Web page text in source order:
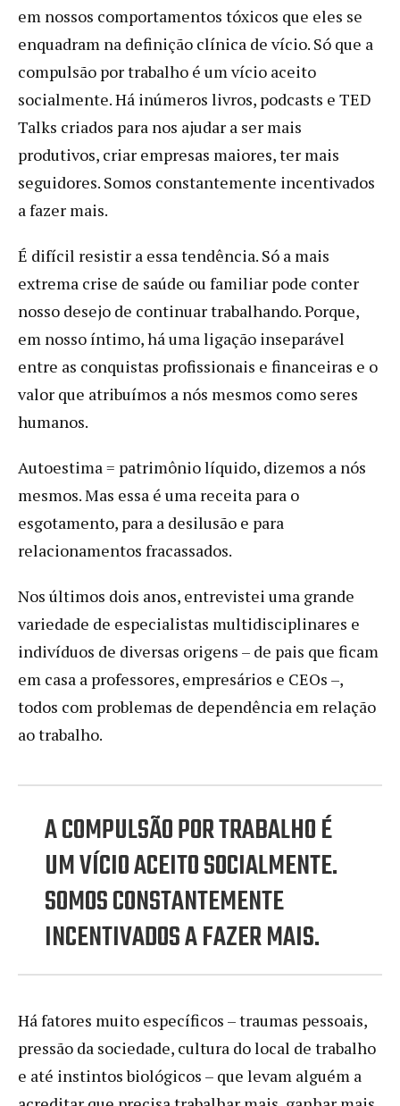
em nossos comportamentos tóxicos que eles se
enquadram na definição clínica de vício. Só que a
compulsão por trabalho é um vício aceito
socialmente. Há inúmeros livros, podcasts e TED
Talks criados para nos ajudar a ser mais
produtivos, criar empresas maiores, ter mais
seguidores. Somos constantemente incentivados
a fazer mais.
É difícil resistir a essa tendência. Só a mais
extrema crise de saúde ou familiar pode conter
nosso desejo de continuar trabalhando. Porque,
em nosso íntimo, há uma ligação inseparável
entre as conquistas profissionais e financeiras e o
valor que atribuímos a nós mesmos como seres
humanos.
Autoestima = patrimônio líquido, dizemos a nós
mesmos. Mas essa é uma receita para o
esgotamento, para a desilusão e para
relacionamentos fracassados.
Nos últimos dois anos, entrevistei uma grande
variedade de especialistas multidisciplinares e
indivíduos de diversas origens – de pais que ficam
em casa a professores, empresários e CEOs –,
todos com problemas de dependência em relação
ao trabalho.
A COMPULSÃO POR TRABALHO É
UM VÍCIO ACEITO SOCIALMENTE.
SOMOS CONSTANTEMENTE
INCENTIVADOS A FAZER MAIS.
Há fatores muito específicos – traumas pessoais,
pressão da sociedade, cultura do local de trabalho
e até instintos biológicos – que levam alguém a